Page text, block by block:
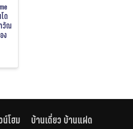
ด
วัณ
ง
น์โฮม
บ้านเดี่ยว บ้านแฝด